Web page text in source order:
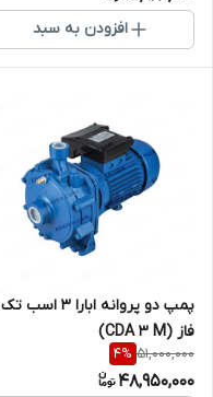
افزودن به سبد
پمپ دو پروانه ابارا 3 اسب تک
فاز (CDA 3 M)
51,000,000
4%
48,950,000